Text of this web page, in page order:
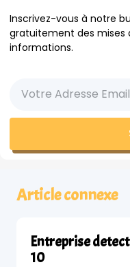
Inscrivez-vous à notre
gratuitement des mises
informations.
Article connexe
Entreprise
10